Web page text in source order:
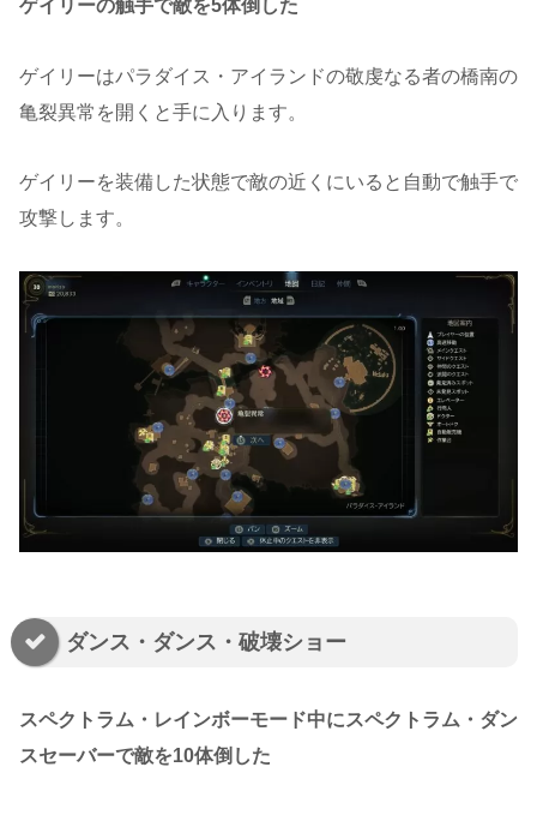
ゲイリーの触手で敵を5体倒した
ゲイリーはパラダイス・アイランドの敬虔なる者の橋南の
亀裂異常を開くと手に入ります。
ゲイリーを装備した状態で敵の近くにいると自動で触手で
攻撃します。
ダンス・ダンス・破壊ショー
スペクトラム・レインボーモード中にスペクトラム・ダン
スセーバーで敵を10体倒した